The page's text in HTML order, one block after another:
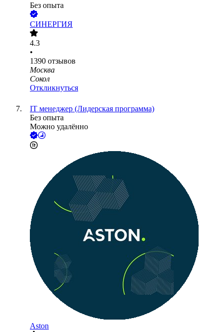
Без опыта
СИНЕРГИЯ
4.3
•
1390 отзывов
Москва
Сокол
Откликнуться
IT менеджер (Лидерская программа)
Без опыта
Можно удалённо
Aston